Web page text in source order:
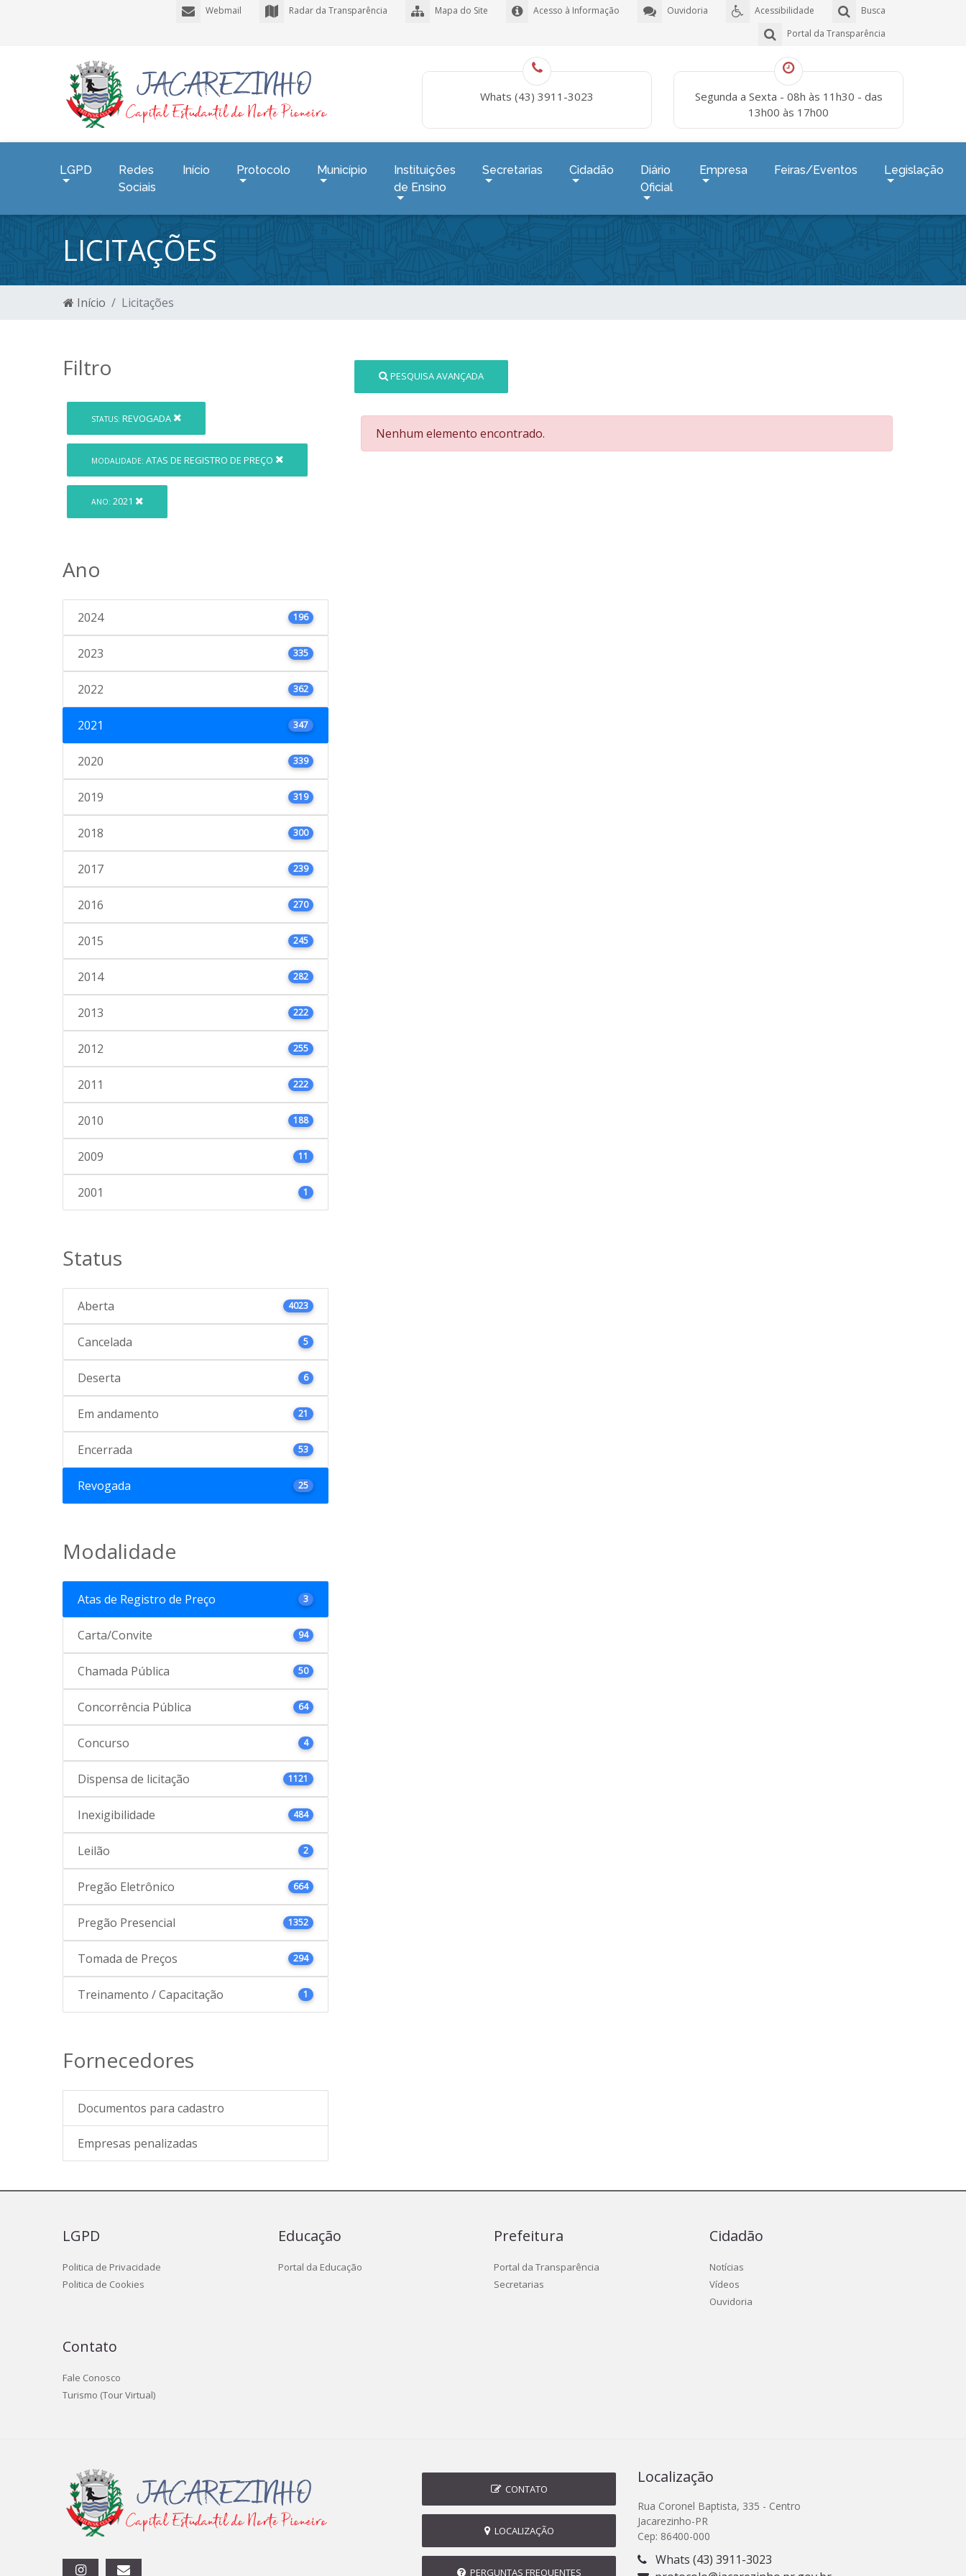
Busca
Acessibilidade
Ouvidoria
Acesso à Informação
Mapa do Site
Radar da Transparência
Webmail
Portal da Transparência
Whats (43) 3911-3023
Segunda a Sexta - 08h às 11h30 - das
13h00 às 17h00
LGPD
Redes
Sociais
Início Protocolo Município
Instituições
de Ensino
Secretarias Cidadão
Diário
Oficial
Empresa Feiras/Eventos Legislação
LICITAÇÕES
Início Licitações
Filtro
STATUS: REVOGADA
MODALIDADE: ATAS DE REGISTRO DE PREÇO
ANO: 2021
Ano
2024 196
2023 335
2022 362
2021 347
2020 339
2019 319
2018 300
2017 239
2016 270
2015 245
2014 282
2013 222
2012 255
2011 222
2010 188
2009 11
2001 1
Status
Aberta 4023
Cancelada 5
Deserta 6
Em andamento 21
Encerrada 53
Revogada 25
Modalidade
Atas de Registro de Preço 3
Carta/Convite 94
Chamada Pública 50
Concorrência Pública 64
Concurso 4
Dispensa de licitação 1121
Inexigibilidade 484
Leilão 2
Pregão Eletrônico 664
Pregão Presencial 1352
Tomada de Preços 294
Treinamento / Capacitação 1
Fornecedores
Documentos para cadastro
Empresas penalizadas
PESQUISA AVANÇADA
Nenhum elemento encontrado.
LGPD
Politica de Privacidade
Politica de Cookies
Educação
Portal da Educação
Prefeitura
Portal da Transparência
Secretarias
Cidadão
Notícias
Vídeos
Ouvidoria
Contato
Fale Conosco
Turismo (Tour Virtual)
CONTATO
LOCALIZAÇÃO
PERGUNTAS FREQUENTES
Localização
Rua Coronel Baptista, 335 - Centro
Jacarezinho-PR
Cep: 86400-000
Whats (43) 3911-3023